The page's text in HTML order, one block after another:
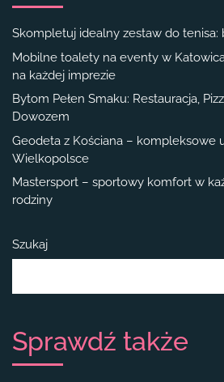
Skompletuj idealny zestaw do tenisa:
Mobilne toalety na eventy w
na każdej imprezie
Bytom Pełen Smaku: Restauracja,
Dowozem
Geodeta z Kościana – kompleksowe
Wielkopolsce
Mastersport – sportowy komfort w
rodziny
Szukaj
Sprawdź także